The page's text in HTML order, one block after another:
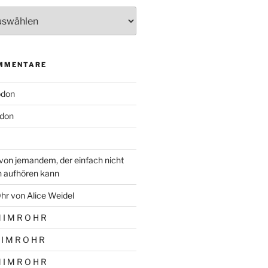
jemandem, der einfach nicht
aufhören kann
von Alice Weidel
I M R O H R
M R O H R
I M R O H R